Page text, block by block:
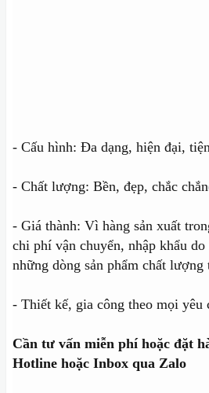
- Cấu hình: Đa dạng, hiện đại,
- Chất lượng: Bền, đẹp, chắc
- Giá thành: Vì hàng sản xuất
chi phí vận chuyển, nhập khẩu
những dòng sản phẩm chất
- Thiết kế, gia công theo mọi yêu
Cần tư vấn miễn phí hoặc đặt
Hotline hoặc Inbox qua Zalo